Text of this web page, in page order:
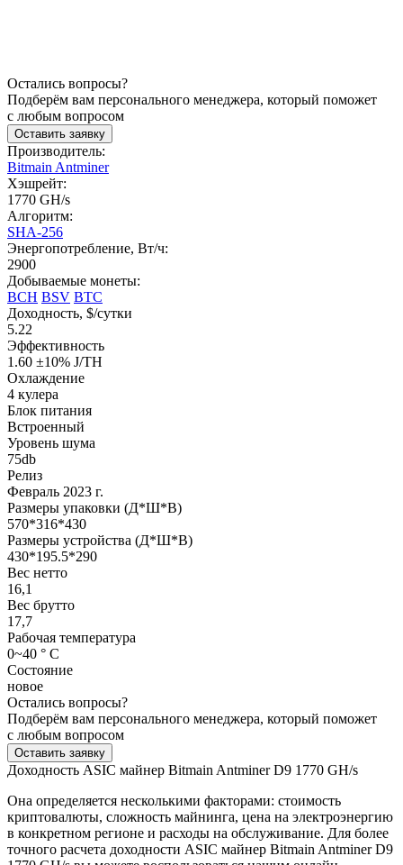
Остались вопросы?
Подберём вам персонального менеджера, который поможет
с любым вопросом
Оставить заявку
Производитель:
Bitmain Antminer
Хэшрейт:
1770 GH/s
Алгоритм:
SHA-256
Энергопотребление, Вт/ч:
2900
Добываемые монеты:
BCH BSV BTC
Доходность, $/сутки
5.22
Эффективность
1.60 ±10% J/TH
Охлаждение
4 кулера
Блок питания
Встроенный
Уровень шума
75db
Релиз
Февраль 2023 г.
Размеры упаковки (Д*Ш*В)
570*316*430
Размеры устройства (Д*Ш*В)
430*195.5*290
Вес нетто
16,1
Вес брутто
17,7
Рабочая температура
0~40 ° С
Состояние
новое
Остались вопросы?
Подберём вам персонального менеджера, который поможет
с любым вопросом
Оставить заявку
Доходность ASIC майнер Bitmain Antminer D9 1770 GH/s
Она определяется несколькими факторами: стоимость
криптовалюты, сложность майнинга, цена на электроэнергию
в конкретном регионе и расходы на обслуживание. Для более
точного расчета доходности ASIC майнер Bitmain Antminer D9